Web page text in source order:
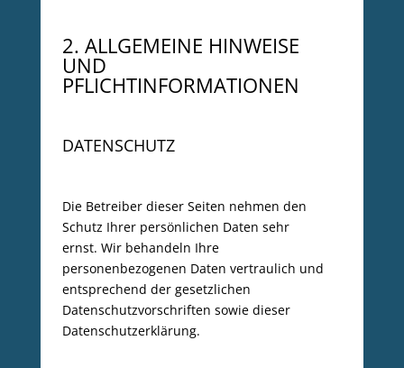
2. ALLGEMEINE HINWEISE
UND
PFLICHTINFORMATIONEN
DATENSCHUTZ
Die Betreiber dieser Seiten nehmen den
Schutz Ihrer persönlichen Daten sehr
ernst. Wir behandeln Ihre
personenbezogenen Daten vertraulich und
entsprechend der gesetzlichen
Datenschutzvorschriften sowie dieser
Datenschutzerklärung.